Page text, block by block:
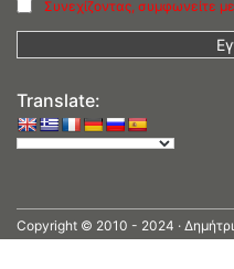
Συνεχίζοντας, συμφωνείτε
Translate:
Copyright © 2010 - 2024 ·